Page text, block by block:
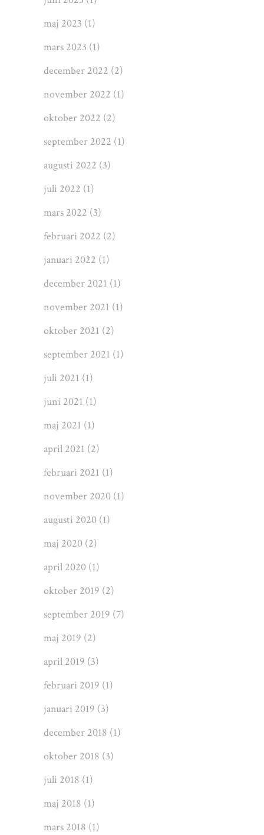
maj 2023 (1)
mars 2023 (1)
december 2022 (2)
november 2022 (1)
oktober 2022 (2)
september 2022 (1)
augusti 2022 (3)
juli 2022 (1)
mars 2022 (3)
februari 2022 (2)
januari 2022 (1)
december 2021 (1)
november 2021 (1)
oktober 2021 (2)
september 2021 (1)
juli 2021 (1)
juni 2021 (1)
maj 2021 (1)
april 2021 (2)
februari 2021 (1)
november 2020 (1)
augusti 2020 (1)
maj 2020 (2)
april 2020 (1)
oktober 2019 (2)
september 2019 (7)
maj 2019 (2)
april 2019 (3)
februari 2019 (1)
januari 2019 (3)
december 2018 (1)
oktober 2018 (3)
juli 2018 (1)
maj 2018 (1)
mars 2018 (1)